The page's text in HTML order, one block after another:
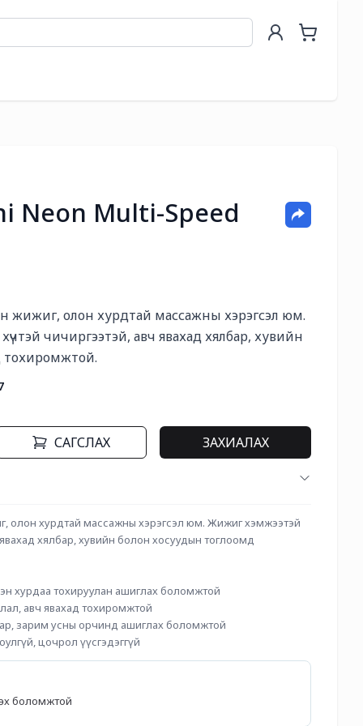
Neon Multi-Speed
жижиг, олон хурдтай массажны хэрэгсэл юм.
чичиргээтэй, авч явахад хялбар, хувийн
тохиромжтой.
САГСЛАХ ЗАХИАЛАХ
олон хурдтай массажны хэрэгсэл юм. Жижиг хэмжээтэй
хялбар, хувийн болон хосуудын тоглоомд
хурдаа тохируулан ашиглах боломжтой
авч явахад тохиромжтой
зарим усны орчинд ашиглах боломжтой
цочрол үүсгэдэггүй
боломжтой